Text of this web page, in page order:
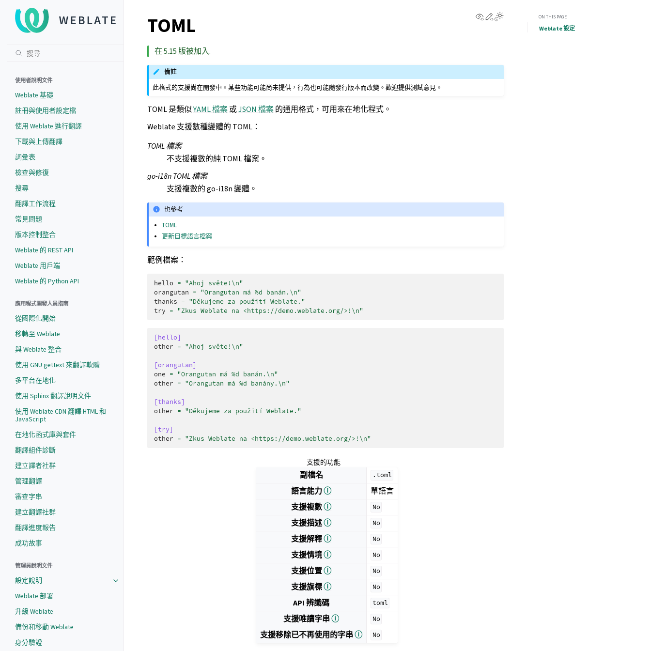
使用者說明文件
Weblate 基礎
註冊與使用者設定檔
使用 Weblate 進行翻譯
下載與上傳翻譯
詞彙表
檢查與修復
搜尋
翻譯工作流程
常見問題
版本控制整合
Weblate 的 REST API
Weblate 用戶端
Weblate 的 Python API
應用程式開發人員指南
從國際化開始
移轉至 Weblate
與 Weblate 整合
使用 GNU gettext 來翻譯軟體
多平台在地化
使用 Sphinx 翻譯說明文件
使用 Weblate CDN 翻譯 HTML 和
JavaScript
在地化函式庫與套件
翻譯組件診斷
建立譯者社群
管理翻譯
審查字串
建立翻譯社群
翻譯進度報告
成功故事
管理員說明文件
設定說明
Weblate 部署
升級 Weblate
備份和移動 Weblate
身分驗證
View this page
Edit this page
TOML
在 5.15 版被加入.
備註
此格式的支援尚在開發中。某些功能可能尚未提供，行為也可能隨發行版本而改變。歡迎提供測試意見。
TOML 是類似YAML 檔案或JSON 檔案的通用格式，可用來在地化程式。
Weblate 支援數種變體的 TOML：
TOML 檔案
不支援複數的純 TOML 檔案。
go-i18n TOML 檔案
支援複數的 go-i18n 變體。
也參考
TOML
更新目標語言檔案
範例檔案：
hello = "Ahoj světe! \n"
orangutan = "Orangutan má %d banán. \n"
thanks = "Děkujeme za použití Weblate."
try = "Zkus Weblate na <https://demo.weblate.org/>! \n"
[hello]
other = "Ahoj světe! \n"
[orangutan]
one = "Orangutan má %d banán. \n"
other = "Orangutan má %d banány. \n"
[thanks]
other = "Děkujeme za použití Weblate."
[try]
other = "Zkus Weblate na <https://demo.weblate.org/>! \n"
支援的功能
副檔名 .toml
語言能力ⓘ
單語言
支援複數ⓘ No
支援描述ⓘ No
支援解釋ⓘ No
支援情境ⓘ No
支援位置ⓘ No
支援旗標ⓘ No
API 辨識碼 toml
支援唯讀字串ⓘ No
支援移除已不再使用的字串ⓘ No
ON THIS PAGE
Weblate 設定